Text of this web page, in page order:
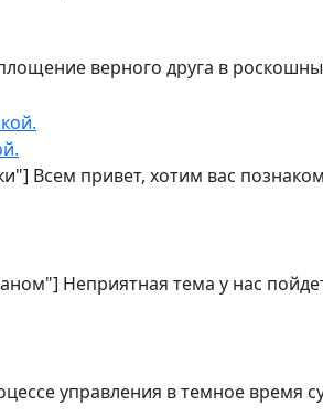
верного друга в
Всем привет, хотим вас
Неприятная тема у нас
управления в темное время